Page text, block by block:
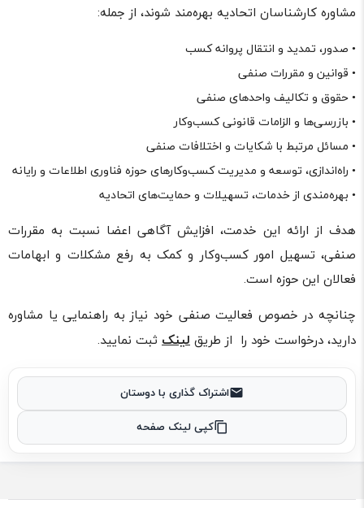
مشاوره کارشناسان اتحادیه بهره‌مند شوند، از جمله:
• صدور، تمدید و انتقال پروانه کسب
• قوانین و مقررات صنفی
• حقوق و تکالیف واحدهای صنفی
• بازرسی‌ها و الزامات قانونی کسب‌وکار
• مسائل مرتبط با شکایات و اختلافات صنفی
• راه‌اندازی، توسعه و مدیریت کسب‌وکارهای حوزه فناوری اطلاعات و رایانه
• بهره‌مندی از خدمات، تسهیلات و حمایت‌های اتحادیه
هدف از ارائه این خدمت، افزایش آگاهی اعضا نسبت به مقررات
صنفی، تسهیل امور کسب‌وکار و کمک به رفع مشکلات و ابهامات
فعالان این حوزه است.
چنانچه در خصوص فعالیت صنفی خود نیاز به راهنمایی یا مشاوره
دارید، درخواست خود را از طریقلینک ثبت نمایید.
اشتراک گذاری با دوستان
کپی لینک صفحه